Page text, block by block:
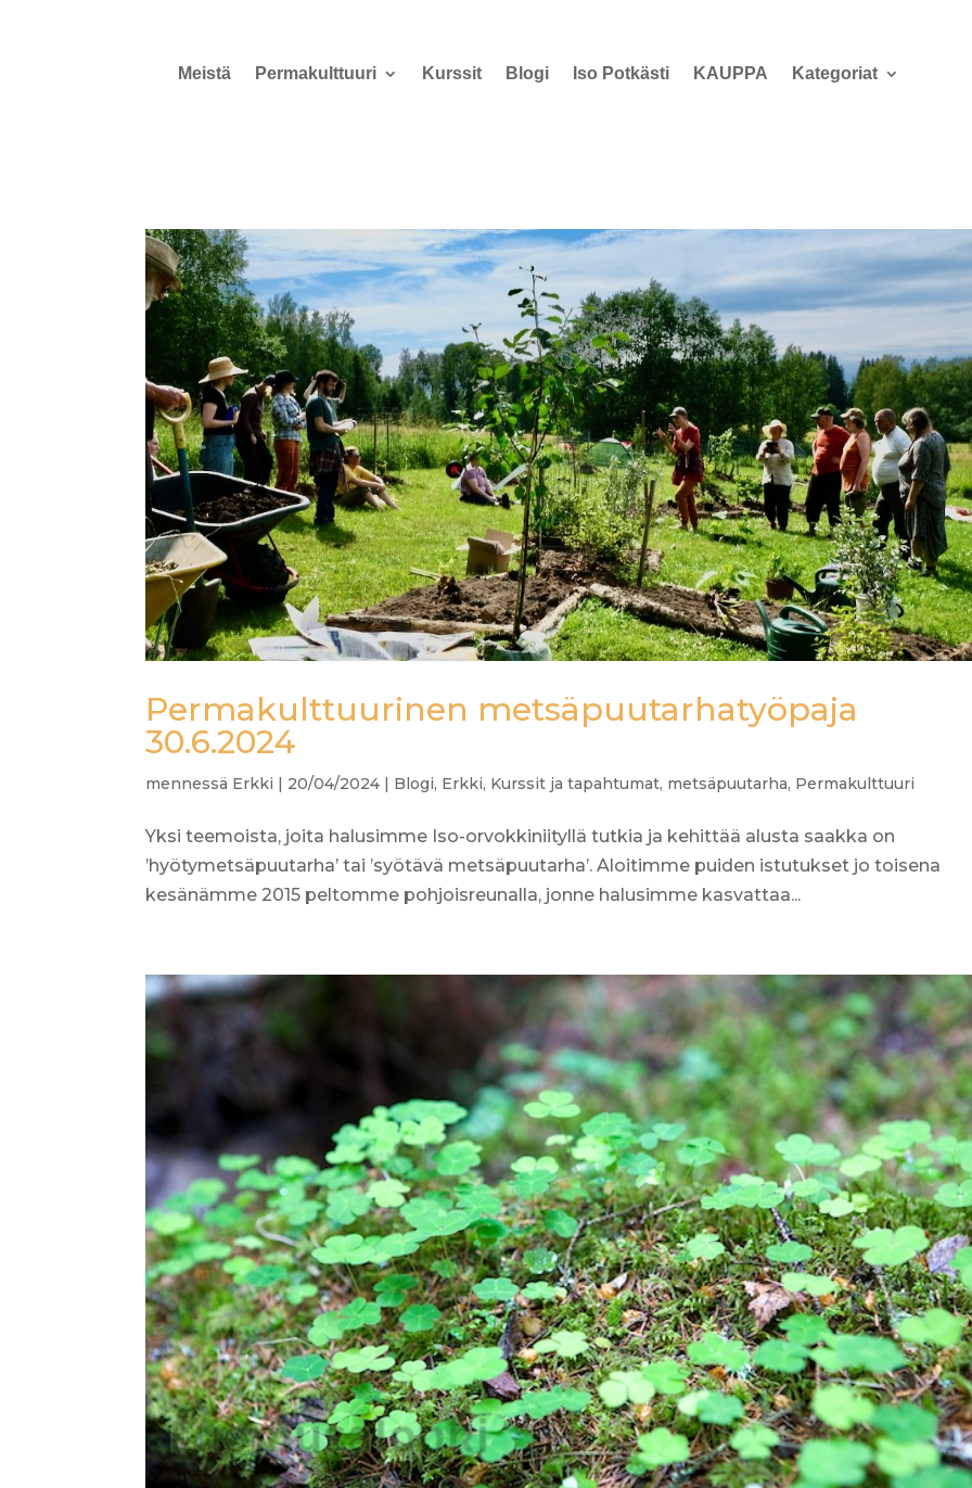
Meistä Permakulttuuri Kurssit Blogi Iso Potkästi KAUPPA Kategoriat
Permakulttuurinen metsäpuutarhatyöpaja
30.6.2024
mennessä Erkki 20/04/2024 Blogi, Erkki, Kurssit ja tapahtumat, metsäpuutarha, Permakulttuuri
Yksi teemoista, joita halusimme Iso-orvokkiniityllä tutkia ja kehittää alusta saakka on
’hyötymetsäpuutarha’ tai ’syötävä metsäpuutarha’. Aloitimme puiden istutukset jo toisena
kesänämme 2015 peltomme pohjoisreunalla, jonne halusimme kasvattaa...